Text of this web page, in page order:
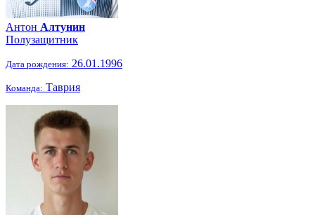
Антон Алтунин
Полузащитник
Дата рождения: 26.01.1996
Команда: Таврия